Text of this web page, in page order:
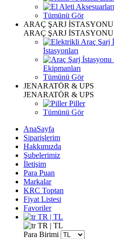
Tümünü Gör
ARAÇ ŞARJ İSTASYONU
ARAÇ ŞARJ İSTASYONU
İstasyonları
Ekipmanları
Tümünü Gör
JENARATÖR & UPS
JENARATÖR & UPS
Piller
Tümünü Gör
AnaSayfa
Siparişlerim
Hakkımızda
Şubelerimiz
İletişim
Para Puan
Markalar
KRC Toptan
Fiyat Listesi
Favoriler
TR | TL
TR | TL
Para Birimi